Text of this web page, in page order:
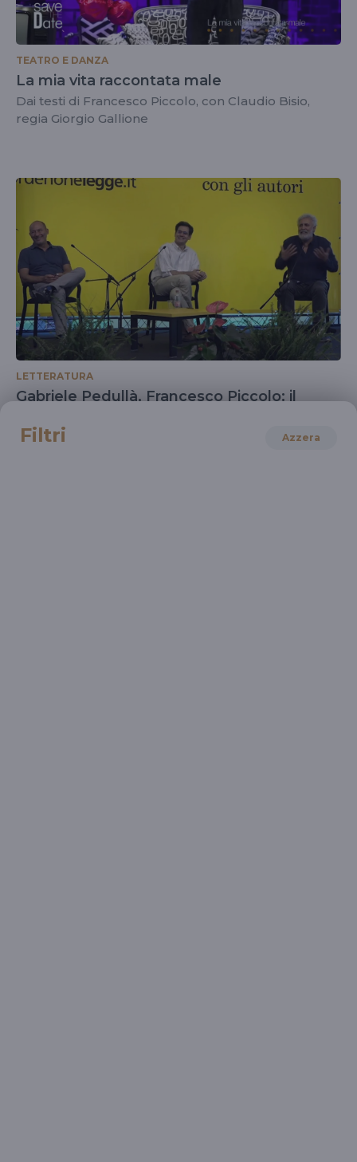
TEATRO E DANZA
La mia vita raccontata male
Dai testi di Francesco Piccolo, con Claudio Bisio,
regia Giorgio Gallione
LETTERATURA
Gabriele Pedullà, Francesco Piccolo: il
Tra epifania del quotidiano ed enigma della
Filtri Azzera